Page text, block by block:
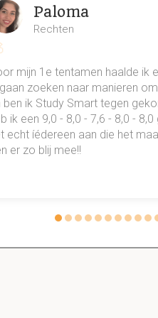
en plichten
zien
die alle middelen heeft
bereikt)
Paloma
Rechten
mijn 1e tentamen haalde ik
zoeken naar manieren
ben ik Study Smart tegen
ik een 9,0 - 8,0 - 7,6 - 8,0 -
echt íédereen aan die het
er zo blij mee!!